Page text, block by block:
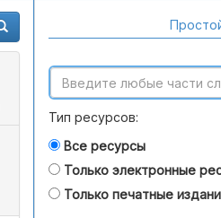
Тип ресурсов:
Все ресурсы
Только электронные
Только печатные